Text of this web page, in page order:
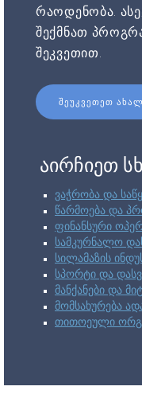
რაოდენობა.
შექმნათ
შეკვეთით.
ᲨᲔᲣᲙᲕᲔᲗᲔᲗ
აირჩიეთ
ვაჭრობა და
წარმოება და
ფინანსური
სამკურნალო
სილამაზის
სპორტი და
მანქანები და
მომსახურება
თითოეული